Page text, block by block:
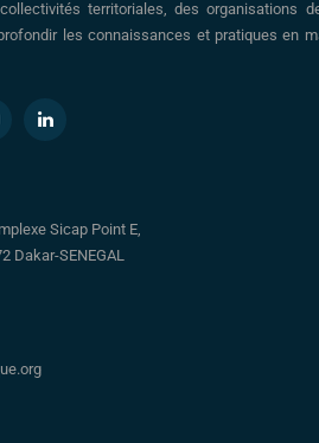
territoriales, des organisations
les connaissances et pratiques en
Sicap Point E,
Dakar-SENEGAL